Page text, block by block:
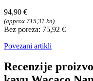
94,90 €
(approx 715,31 kn)
Bez poreza: 75,92 €
Povezani artikli
Recenzije